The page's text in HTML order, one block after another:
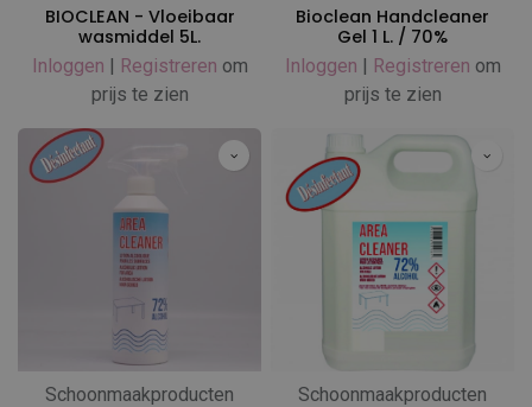
BIOCLEAN - Vloeibaar
wasmiddel 5L.
Inloggen | Registreren om
prijs te zien
Bioclean Handcleaner
Gel 1 L. / 70%
Inloggen | Registreren om
prijs te zien
Schoonmaakproducten Schoonmaakproducten